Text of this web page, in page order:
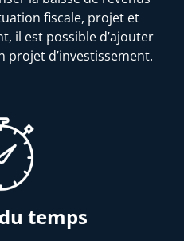
fiscale, projet et
il est possible d’ajouter
projet d’investissement.
temps